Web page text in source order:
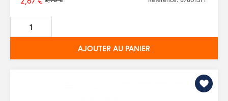
Prix
de
base
AJOUTER AU PANIER